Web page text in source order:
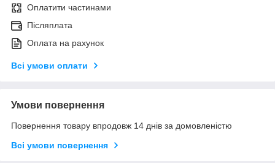
Оплатити частинами
Післяплата
Оплата на рахунок
Всі умови оплати
Умови повернення
Повернення товару впродовж 14 днів за домовленістю
Всі умови повернення